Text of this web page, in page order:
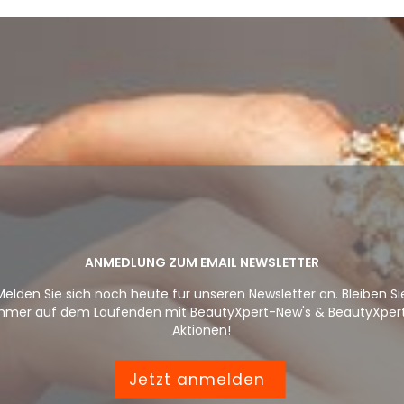
ANMEDLUNG ZUM EMAIL NEWSLETTER
Sie sich noch heute für unseren Newsletter an. Bleiben
auf dem Laufenden mit BeautyXpert-New's &
Aktionen!
Jetzt anmelden